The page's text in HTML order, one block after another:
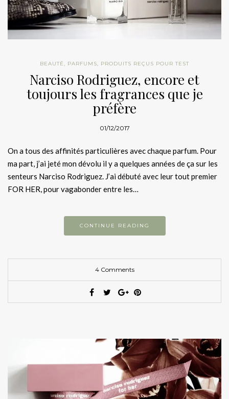
BEAUTÉ, PARFUMS, PRODUITS REÇUS POUR TEST
Narciso Rodriguez, encore et
toujours les fragrances que je
préfère
01/12/2017
On a tous des affinités particulières avec chaque parfum. Pour
ma part, j’ai jeté mon dévolu il y a quelques années de ça sur les
senteurs Narciso Rodriguez. J’ai débuté avec leur tout premier
FOR HER, pour vagabonder entre les…
CONTINUE READING
4 Comments